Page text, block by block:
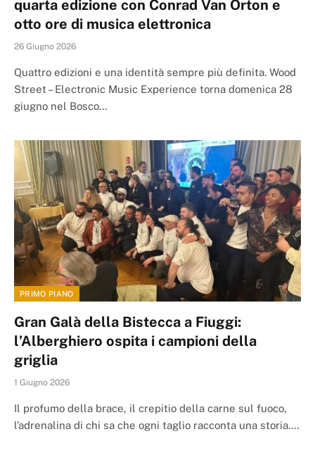
quarta edizione con Conrad Van Orton e
otto ore di musica elettronica
26 Giugno 2026
Quattro edizioni e una identità sempre più definita. Wood
Street – Electronic Music Experience torna domenica 28
giugno nel Bosco…
PRIMO PIANO
Gran Galà della Bistecca a Fiuggi:
l’Alberghiero ospita i campioni della
griglia
1 Giugno 2026
Il profumo della brace, il crepitio della carne sul fuoco,
l’adrenalina di chi sa che ogni taglio racconta una storia.…